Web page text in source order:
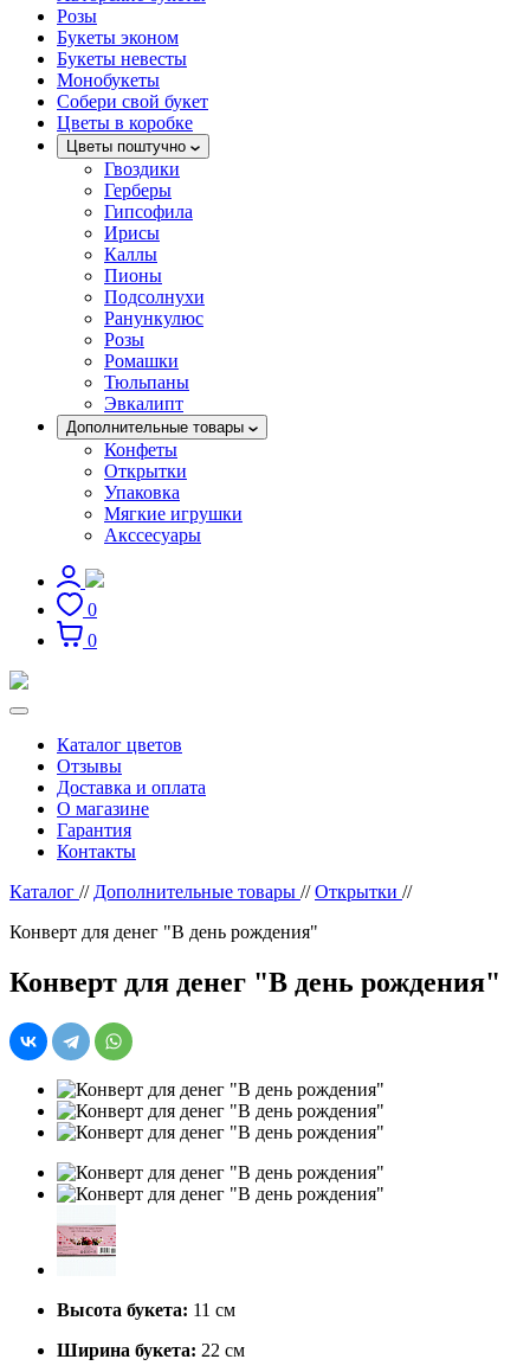
Розы
Букеты эконом
Букеты невесты
Монобукеты
Собери свой букет
Цветы в коробке
Цветы поштучно
Гвоздики
Герберы
Гипсофила
Ирисы
Каллы
Пионы
Подсолнухи
Ранункулюс
Розы
Ромашки
Тюльпаны
Эвкалипт
Дополнительные товары
Конфеты
Открытки
Упаковка
Мягкие игрушки
Акссесуары
0
0
Каталог цветов
Отзывы
Доставка и оплата
О магазине
Гарантия
Контакты
Каталог // Дополнительные товары // Открытки //
Конверт для денег "В день рождения"
Конверт для денег "В день рождения"
Высота букета: 11 см
Ширина букета: 22 см